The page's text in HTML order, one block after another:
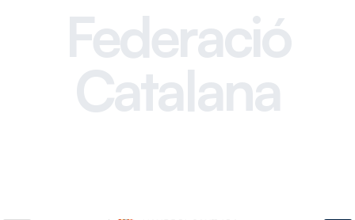
Federació
Catalana